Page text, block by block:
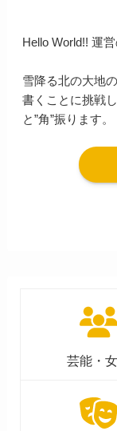
Hello World!! 運営
雪降る北の大地
書くことに挑戦
と”角”振ります。
芸能・